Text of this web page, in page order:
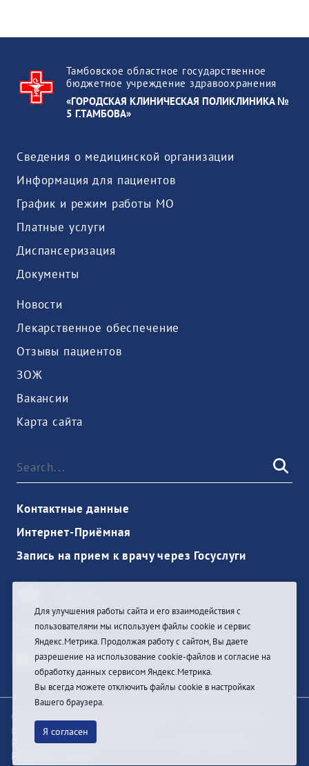
Тамбовское областное государственное
бюджетное учреждение здравоохранения
«ГОРОДСКАЯ КЛИНИЧЕСКАЯ ПОЛИКЛИНИКА №
5 Г.ТАМБОВА»
Сведения о медицинской организации
Информация для пациентов
График и режим работы МО
Платные услуги
Диспансеризация
Документы
Новости
Лекарственное обеспечение
Отзывы пациентов
ЗОЖ
Вакансии
Карта сайта
Контактные данные
Интернет-Приёмная
Запись на прием к врачу через Госуслуги
Sign In
© При цитировании информации с сайта ссылка на
первоисточник обязательна
Разработка и техподдержка сайта
Pragmatic Studio
Для улучшения работы сайта и его взаимодействия с
пользователями мы используем файлы cookie и сервис
Яндекс.Метрика. Продолжая работу с сайтом, Вы даете
разрешение на использование cookie-файлов и согласие на
обработку данных сервисом Яндекс.Метрика.
Вы всегда можете отключить файлы cookie в настройках
Вашего браузера.
Я согласен